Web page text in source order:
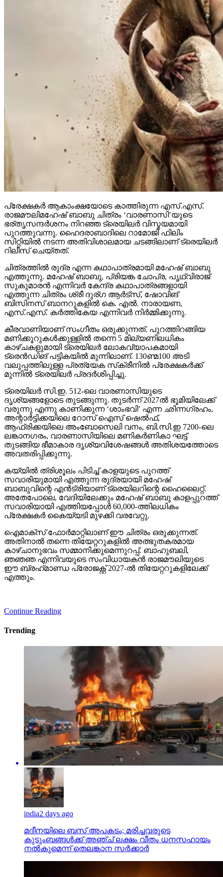
പ്രേക്ഷകര്‍ ആകാംക്ഷയോടെ കാത്തിരുന്ന എസ്.എസ്.
രാജമൗലിമഹേഷ് ബാബു ചിത്രം ‘വാരണാസി’യുടെ
ഭര്തൃസന്ദര്‍ശനം നിറഞ്ഞ ട്രെയിലര്‍ വിസ്മയമായി
പുറത്തുവന്നു. ഹൈദരാബാദിലെ റാമോജി ഫിലിം
സിറ്റിയില്‍ നടന്ന അതിവിശാലമായ ചടങ്ങിലാണ് ട്രെയിലര്‍
റിലീസ് ചെയ്തത്.
ചിത്രത്തില്‍ രുദ്ര എന്ന കഥാപാത്രമായി മഹേഷ് ബാബു
എത്തുന്നു. മഹേഷ് ബാബു, പ്രിയങ്ക ചോപ്ര, പൃഥ്വിരാജ്
സുകുമാരന്‍ എന്നിവര്‍ കേന്ദ്ര കഥാപാത്രങ്ങളായി
എത്തുന്ന ചിത്രം ശ്രീ ദുര്ഗ ആര്‍ട്‌സ്, ഷോവിങ്
ബിസിനസ് ബാനറുകളില്‍ കെ. എല്‍. നാരായണ,
എസ്.എസ്. കര്‍ത്തികേയ എന്നിവര്‍ നിര്‍മ്മിക്കുന്നു.
കീരവാണിയാണ് സംഗീതം ഒരുക്കുന്നത്. പുറത്തിറങ്ങിയ
മണിക്കൂറുകള്‍ക്കുള്ളില്‍ തന്നെ 5 മില്യണിലധികം
കാഴ്ചകളുമായി ട്രെയിലര്‍ ലോകവ്യാപകമായി
ട്രെന്‍ഡിങ് പട്ടികയില്‍ മുന്നിലാണ്. 130ണ്മ100 അടി
വലുപ്പത്തിലുള്ള പ്രത്യേക സ്‌ക്രീനില്‍ പ്രേക്ഷകര്‍ക്ക്
മുന്നില്‍ ട്രെയിലര്‍ പ്രദര്‍ശിപ്പിച്ചു.
ട്രെയിലര്‍ സി.ഇ. 512-ലെ വാരണാസിയുടെ
ദൃശ്യങ്ങളോടെ തുടങ്ങുന്നു. തുടര്‍ന്ന് 2027ല്‍ ഭൂമിയിലേക്ക്
വരുന്നു എന്നു കാണിക്കുന്ന ‘ശാംഭവി’ എന്ന ഛിന്നഗ്രഹം,
അന്റാര്‍ട്ടിക്കയിലെ റോസ് ഐസ് ഷെല്‍ഫ്,
ആഫ്രിക്കയിലെ അംബോസെലി വനം, ബി.സി.ഇ 7200-ലെ
ലങ്കാനഗരം, വാരണാസിയിലെ മണികര്‍ണികാ ഘട്ട്
തുടങ്ങിയ ഭീമാകാര ദൃശ്യവിശേഷങ്ങള്‍ അതിശയത്തോടെ
അവതരിപ്പിക്കുന്നു.
കയ്യില്‍ ത്രിശൂലം പിടിച്ച് കാളയുടെ പുറത്ത്
സവാരിയുമായി എത്തുന്ന രുദ്രയായി മഹേഷ്
ബാബുവിന്റെ എന്‍ട്രിയാണ് ട്രെയിലറിന്റെ ഹൈലൈറ്റ്.
അതേപോലെ, വേദിയിലേക്കും മഹേഷ് ബാബു കാളപ്പുറത്ത്
സവാരിയായി എത്തിയപ്പോള്‍ 60,000-ത്തിലധികം
പ്രേക്ഷകര്‍ കൈയ്യടി മുഴക്കി വരവേറ്റു.
ഐമാക്‌സ് ഫോര്‍മാറ്റിലാണ് ഈ ചിത്രം ഒരുക്കുന്നത്.
അതിനാല്‍ തന്നെ തിയേറ്ററുകളില്‍ അത്ഭുതകരമായ
കാഴ്ചാനുഭവം സമ്മാനിക്കുമെന്നുറപ്പ്. ബാഹുബലി,
ഞഞഞ എന്നിവയുടെ സംവിധായകന്‍ രാജമൗലിയുടെ
ഈ ബ്രഹ്‌മാണ്ഡ പ്രോജക്റ്റ് 2027-ല്‍ തിയേറ്ററുകളിലേക്ക്
എത്തും.
Continue Reading
Trending
india2 days ago
മദീനയിലെ ബസ് അപകടം; മരിച്ചവരുടെ
കുടുംബങ്ങള്‍ക്ക് അഞ്ച് ലക്ഷം വീതം ധനസഹായം
നല്‍കുമെന്ന് തെലങ്കാന സര്‍ക്കാര്‍